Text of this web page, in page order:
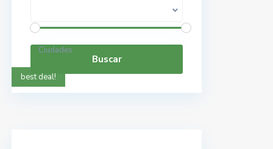
Ciudades
Buscar
best deal!